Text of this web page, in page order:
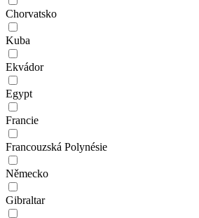
Chorvatsko
Kuba
Ekvádor
Egypt
Francie
Francouzská Polynésie
Německo
Gibraltar